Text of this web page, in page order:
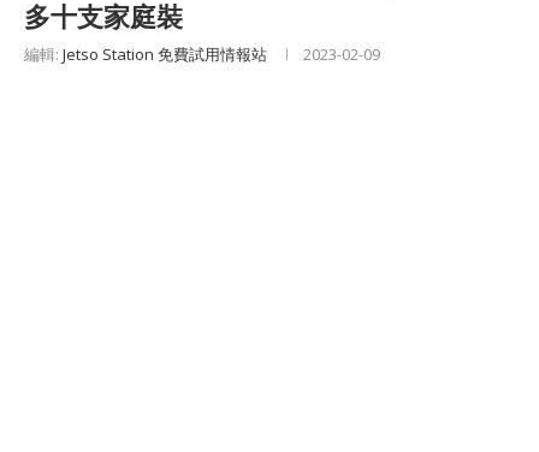
多十支家庭裝
編輯: Jetso Station 免費試用情報站 2023-02-09